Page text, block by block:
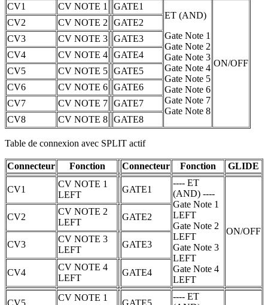
CV1
CV NOTE 1
GATE1
ET (AND)
Gate Note 1
Gate Note 2
Gate Note 3
Gate Note 4
Gate Note 5
Gate Note 6
Gate Note 7
Gate Note 8
ON/OFF
CV2 CV NOTE 2
GATE2
CV3
CV NOTE 3 GATE3
CV4
CV NOTE 4 GATE4
CV5
CV NOTE 5 GATE5
CV6
CV NOTE 6 GATE6
CV7
CV NOTE 7 GATE7
CV8
CV NOTE 8 GATE8
Table de connexion avec SPLIT actif
Connecteur Fonction Connecteur Fonction GLIDE
CV1
CV NOTE 1
LEFT
GATE1
---- ET
(AND) ----
Gate Note 1
LEFT
Gate Note 2
LEFT
Gate Note 3
LEFT
Gate Note 4
LEFT
ON/OFF
CV2
CV NOTE 2
LEFT
GATE2
CV3
CV NOTE 3
LEFT
GATE3
CV4
CV NOTE 4
LEFT
GATE4
CV5
CV NOTE 1
GATE5
---- ET